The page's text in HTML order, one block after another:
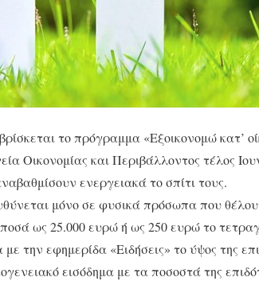
το πρόγραμμα «Εξοικονομώ κατ’
Οικονομίας και Περιβάλλοντος τέλος
ενεργειακά το σπίτι τους.
μόνο σε φυσικά πρόσωπα που
ως 25.000 ευρώ ή ως 250 ευρώ το
την εφημερίδα «Ειδήσεις» το ύψος της
εισόδημα με τα ποσοστά της